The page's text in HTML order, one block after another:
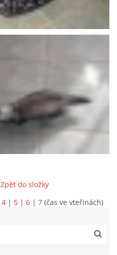
Zpět do složky
4 | 5 | 6 | 7 (čas ve vteřinách)